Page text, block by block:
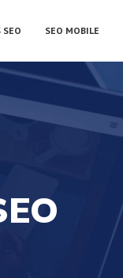
SEO MOBILE